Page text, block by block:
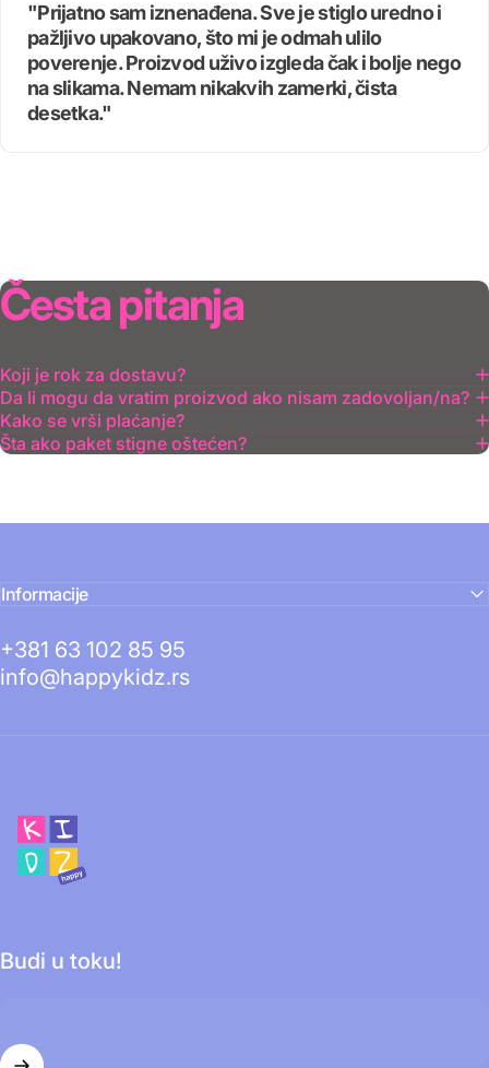
"Prijatno sam iznenađena. Sve je stiglo uredno i
pažljivo upakovano, što mi je odmah ulilo
poverenje. Proizvod uživo izgleda čak i bolje nego
na slikama. Nemam nikakvih zamerki, čista
desetka."
Čestapitanja
Koji je rok za dostavu?
Da li mogu da vratim proizvod ako nisam zadovoljan/na?
Kako se vrši plaćanje?
Šta ako paket stigne oštećen?
Informacije
+381 63 102 85 95
info@happykidz.rs
Budi u toku!